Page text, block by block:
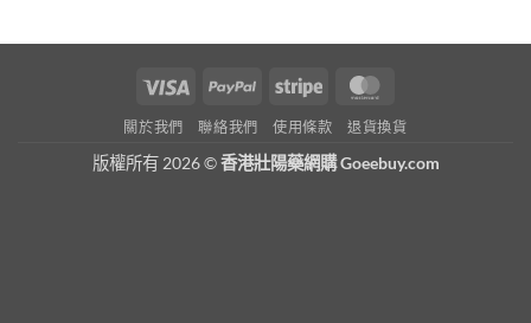
Visa PayPal Stripe
關於我們 聯絡我們 使用條款 退貨換貨
版權所有 2026 ©香港壯陽藥網購 Goeebuy.com